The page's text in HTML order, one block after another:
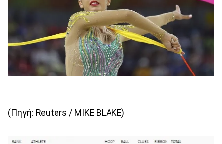
(Πηγή: Reuters / MIKE BLAKE)